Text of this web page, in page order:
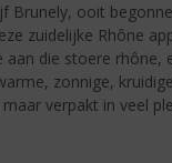
Brunely, ooit
zuidelijke Rhône
aan die stoere rhône,
zonnige,
verpakt in veel